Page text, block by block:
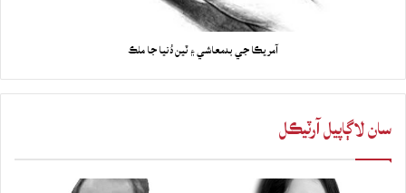
آمريڪا جي بدمعاشي ۽ ٽين دُنيا جا ملڪ
سان لاڳاپيل آرٽيڪل